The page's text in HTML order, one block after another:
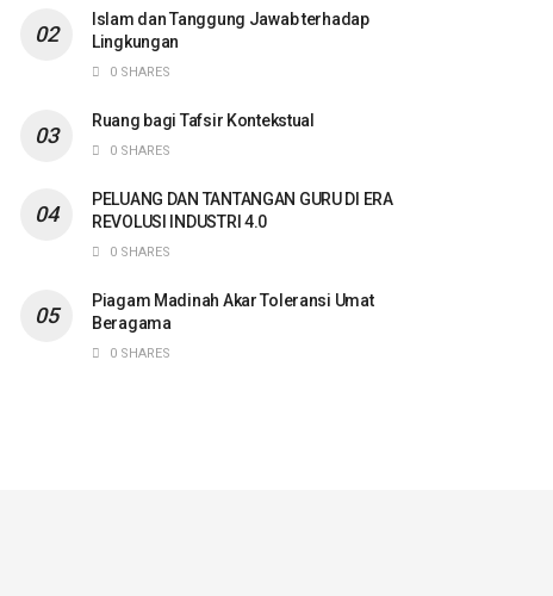
Islam dan Tanggung Jawab terhadap
Lingkungan
0 SHARES
Ruang bagi Tafsir Kontekstual
0 SHARES
PELUANG DAN TANTANGAN GURU DI ERA
REVOLUSI INDUSTRI 4.0
0 SHARES
Piagam Madinah Akar Toleransi Umat
Beragama
0 SHARES